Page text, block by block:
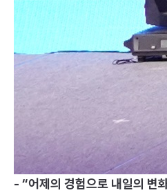
- “어제의 경험으로 내일의 변